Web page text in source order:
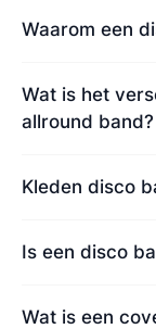
Waarom een
Wat is het
allround band?
Kleden disco
Is een disco
Wat is een